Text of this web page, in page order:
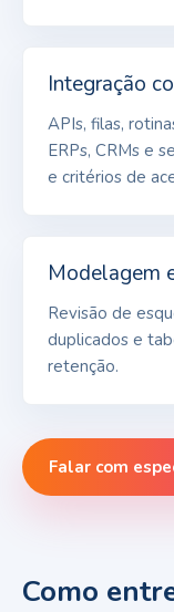
Integração
APIs, filas,
ERPs, CRMs e
e critérios de
Modelagem
Revisão de
duplicados e
retenção.
Falar com
Como